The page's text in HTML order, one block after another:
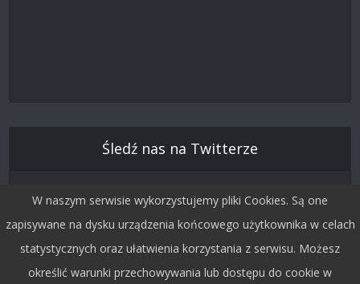
Śledź nas na Twitterze
W naszym serwisie wykorzystujemy pliki Cookies. Są one
zapisywane na dysku urządzenia końcowego użytkownika w celach
statystycznych oraz ułatwienia korzystania z serwisu. Możesz
określić warunki przechowywania lub dostępu do cookie w